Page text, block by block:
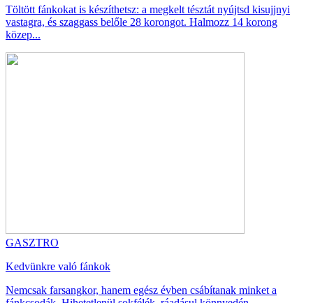
Töltött fánkokat is készíthetsz: a megkelt tésztát nyújtsd kisujjnyi
vastagra, és szaggass belőle 28 korongot. Halmozz 14 korong
közep...
GASZTRO
Kedvünkre való fánkok
Nemcsak farsangkor, hanem egész évben csábítanak minket a